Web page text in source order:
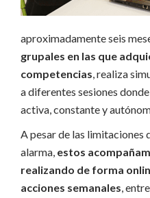
aproximadamente seis
grupales en las que
competencias, realiza
a diferentes sesiones
activa, constante y
A pesar de las limitaciones
alarma, estos
realizando de forma
acciones semanales,